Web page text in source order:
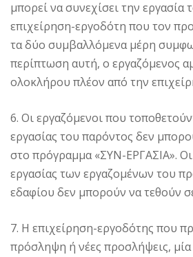
μπορεί να συνεχίσει την εργασία
επιχείρηση-εργοδότη που τον
τα δύο συμβαλλόμενα μέρη
περίπτωση αυτή, ο εργαζόμενος
ολοκλήρου πλέον από την
6. Οι εργαζόμενοι που
εργασίας του παρόντος δεν
στο πρόγραμμα «ΣΥΝ-ΕΡΓΑΣΙΑ».
εργασίας των εργαζομένων του
εδαφίου δεν μπορούν να τεθούν
7. Η επιχείρηση-εργοδότης που
πρόσληψη ή νέες προσλήψεις, μία